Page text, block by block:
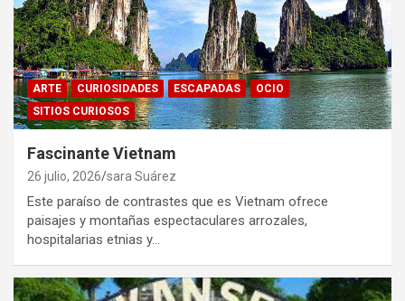
ARTE CURIOSIDADES ESCAPADAS
OCIO
SITIOS CURIOSOS
Fascinante Vietnam
26 julio, 2026 sara Suárez
Este paraíso de contrastes que es Vietnam ofrece
paisajes y montañas espectaculares arrozales,
hospitalarias etnias y…